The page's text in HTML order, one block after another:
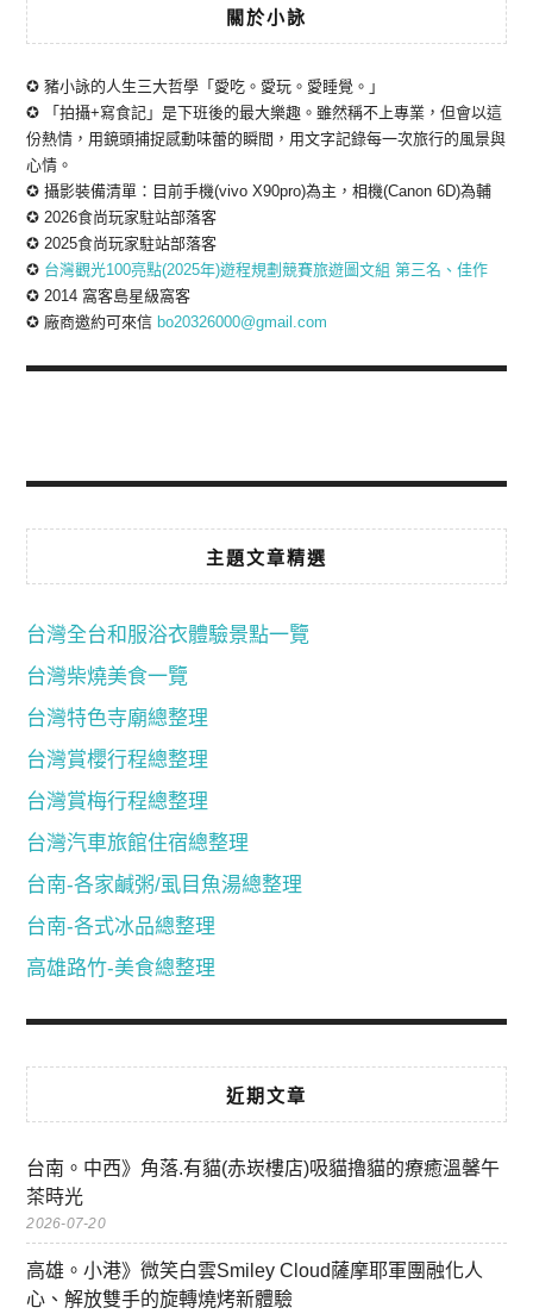
關於小詠
✪ 豬小詠的人生三大哲學「愛吃。愛玩。愛睡覺。」
✪ 「拍攝+寫食記」是下班後的最大樂趣。雖然稱不上專業，但會以這
份熱情，用鏡頭捕捉感動味蕾的瞬間，用文字記錄每一次旅行的風景與
心情。
✪ 攝影裝備清單：目前手機(vivo X90pro)為主，相機(Canon 6D)為輔
✪ 2026食尚玩家駐站部落客
✪ 2025食尚玩家駐站部落客
✪ 台灣觀光100亮點(2025年)遊程規劃競賽旅遊圖文組 第三名、佳作
✪ 2014 窩客島星級窩客
✪ 廠商邀約可來信 bo20326000@gmail.com
主題文章精選
台灣全台和服浴衣體驗景點一覽
台灣柴燒美食一覽
台灣特色寺廟總整理
台灣賞櫻行程總整理
台灣賞梅行程總整理
台灣汽車旅館住宿總整理
台南-各家鹹粥/虱目魚湯總整理
台南-各式冰品總整理
高雄路竹-美食總整理
近期文章
台南。中西》角落.有貓(赤崁樓店)吸貓擼貓的療癒溫馨午
茶時光
2026-07-20
高雄。小港》微笑白雲Smiley Cloud薩摩耶軍團融化人
心、解放雙手的旋轉燒烤新體驗